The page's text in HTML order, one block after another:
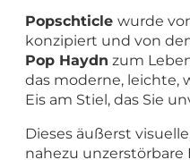
Popschticle wurde
konzipiert und von
Pop Haydn zum
das moderne, leichte,
Eis am Stiel, das Sie
Dieses äußerst
nahezu unzerstörbare